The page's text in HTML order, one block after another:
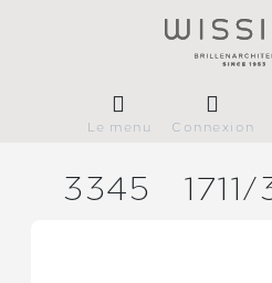
Le menu Connexion
3345 1711/